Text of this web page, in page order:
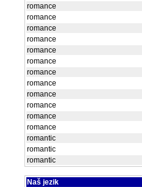
romance
romance
romance
romance
romance
romance
romance
romance
romance
romance
romance
romance
romantic
romantic
romantic
Naš jezik